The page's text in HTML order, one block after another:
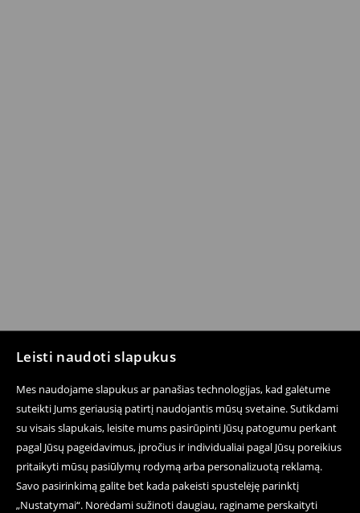
Leisti naudoti slapukus
Mes naudojame slapukus ar panašias technologijas, kad galėtume
suteikti Jums geriausią patirtį naudojantis mūsų svetaine. Sutikdami
su visais slapukais, leisite mums pasirūpinti Jūsų patogumu perkant
pagal Jūsų pageidavimus, įpročius ir individualiai pagal Jūsų poreikius
pritaikyti mūsų pasiūlymų rodymą arba personalizuotą reklamą.
Savo pasirinkimą galite bet kada pakeisti spustelėję parinktį
„Nustatymai“. Norėdami sužinoti daugiau, raginame perskaityti